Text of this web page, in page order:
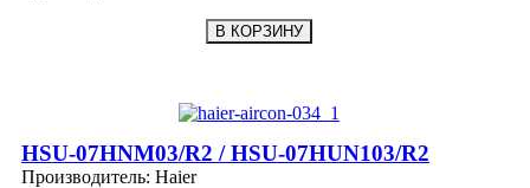
HSU-07HNM03/R2 / HSU-07HUN103/R2
Производитель: Haier